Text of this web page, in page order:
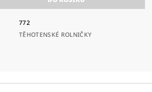
772
TĚHOTENSKÉ ROLNIČKY